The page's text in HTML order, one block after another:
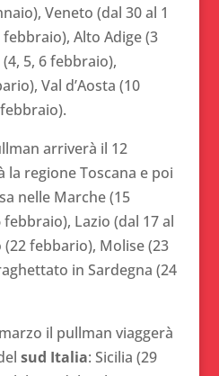
Veneto (dal 30 al 1
Alto Adige (3
5, 6 febbraio),
Val d’Aosta (10
arriverà il 12
regione Toscana e poi
nelle Marche (15
Lazio (dal 17 al
febbario), Molise (23
in Sardegna (24
il pullman viaggerà
sud Italia: Sicilia (29